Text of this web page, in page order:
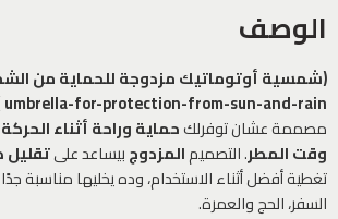
الوصف
(شمسية أوتوماتيك مزدوجة للحماية من
umbrella-for-protection-from-sun-and-rain )
مصممة عشان توفرلكحماية وراحة أثناء
وقت المطر. التصميمالمزدوجبيساعد علىتقليل
تغطية أفضل أثناء الاستخدام، وده يخليها مناسبة
السفر، الحج والعمرة.